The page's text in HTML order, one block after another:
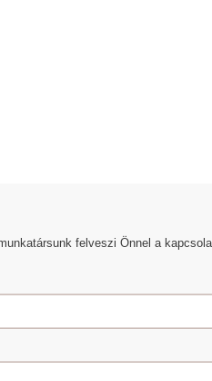
felveszi Önnel a